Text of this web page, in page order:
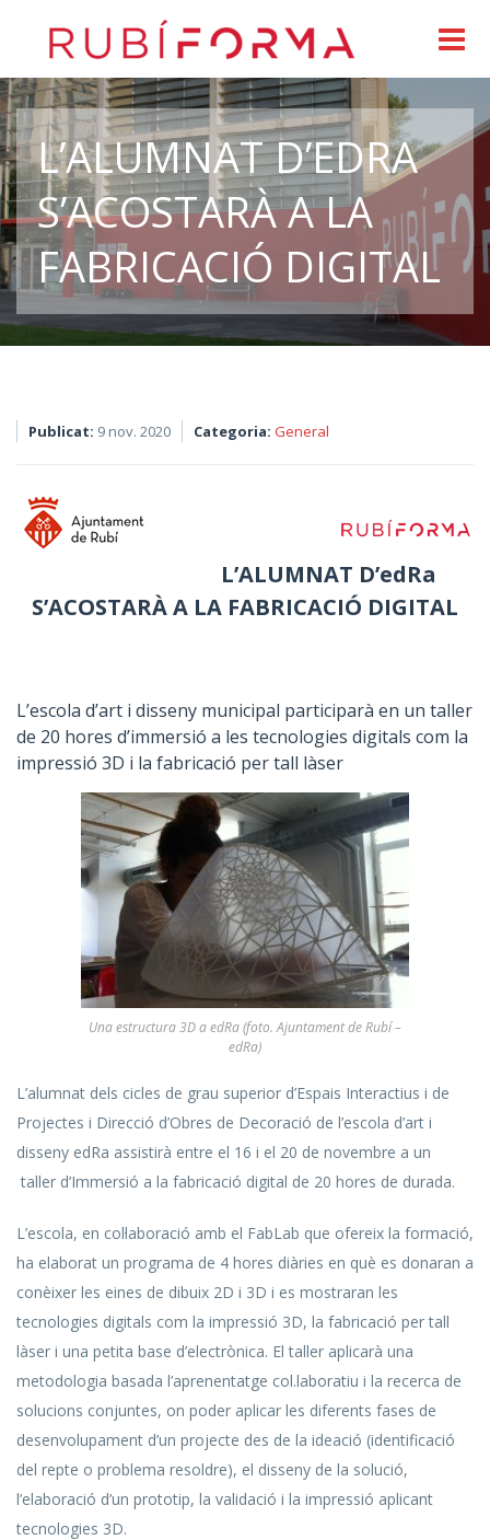
L’ALUMNAT D’EDRA
S’ACOSTARÀ A LA
FABRICACIÓ DIGITAL
Publicat: 9 nov. 2020 Categoria: General
L’ALUMNAT D’edRa
S’ACOSTARÀ A LA FABRICACIÓ DIGITAL
L’escola d’art i disseny municipal participarà en un taller
de 20 hores d’immersió a les tecnologies digitals com la
impressió 3D i la fabricació per tall làser
Una estructura 3D a edRa (foto. Ajuntament de Rubí –
edRa)
L’alumnat dels cicles de grau superior d’Espais Interactius i de
Projectes i Direcció d’Obres de Decoració de l’escola d’art i
disseny edRa assistirà entre el 16 i el 20 de novembre a un
taller d’Immersió a la fabricació digital de 20 hores de durada.
L’escola, en col·laboració amb el FabLab que ofereix la formació,
ha elaborat un programa de 4 hores diàries en què es donaran a
conèixer les eines de dibuix 2D i 3D i es mostraran les
tecnologies digitals com la impressió 3D, la fabricació per tall
làser i una petita base d’electrònica. El taller aplicarà una
metodologia basada l’aprenentatge col.laboratiu i la recerca de
solucions conjuntes, on poder aplicar les diferents fases de
desenvolupament d’un projecte des de la ideació (identificació
del repte o problema resoldre), el disseny de la solució,
l’elaboració d’un prototip, la validació i la impressió aplicant
tecnologies 3D.